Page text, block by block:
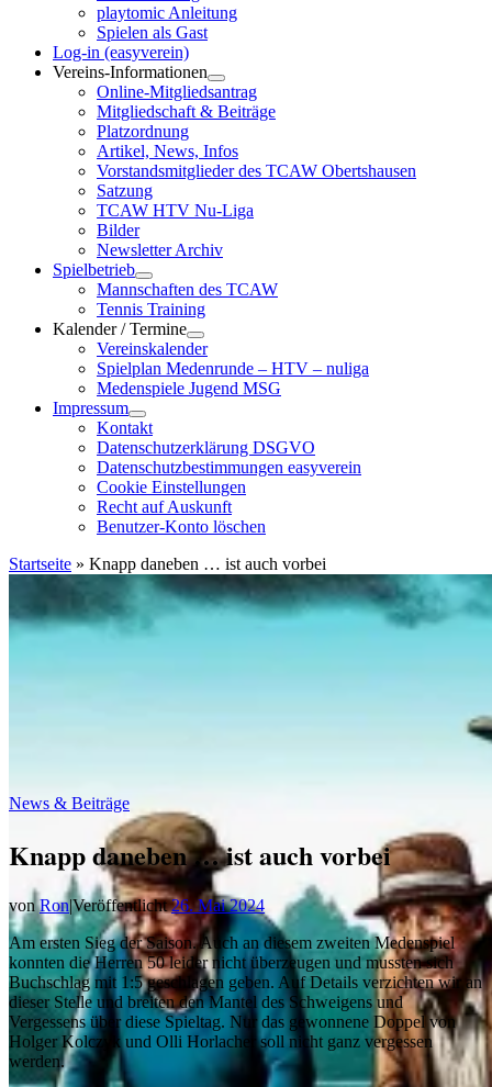
playtomic Anleitung
Spielen als Gast
Log-in (easyverein)
Vereins-Informationen
Online-Mitgliedsantrag
Mitgliedschaft & Beiträge
Platzordnung
Artikel, News, Infos
Vorstandsmitglieder des TCAW Obertshausen
Satzung
TCAW HTV Nu-Liga
Bilder
Newsletter Archiv
Spielbetrieb
Mannschaften des TCAW
Tennis Training
Kalender / Termine
Vereinskalender
Spielplan Medenrunde – HTV – nuliga
Medenspiele Jugend MSG
Impressum
Kontakt
Datenschutzerklärung DSGVO
Datenschutzbestimmungen easyverein
Cookie Einstellungen
Recht auf Auskunft
Benutzer-Konto löschen
Startseite » Knapp daneben … ist auch vorbei
News & Beiträge
Knapp daneben … ist auch vorbei
vonRon|Veröffentlicht26. Mai 2024
Am ersten Sieg der Saison. Auch an diesem zweiten Medenspiel
konnten die Herren 50 leider nicht überzeugen und mussten sich
Buchschlag mit 1:5 geschlagen geben. Auf Details verzichten wir an
dieser Stelle und breiten den Mantel des Schweigens und
Vergessens über diese Spieltag. Nur das gewonnene Doppel von
Holger Kolczyk und Olli Horlacher soll nicht ganz vergessen
werden.